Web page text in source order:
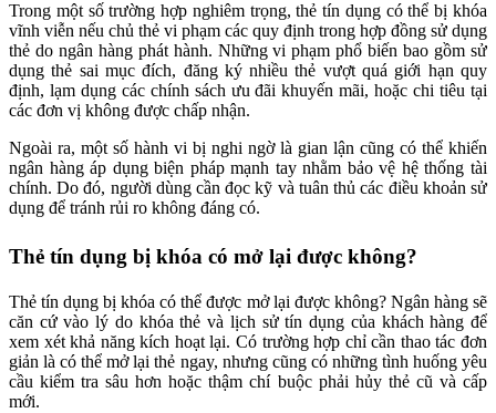
Trong một số trường hợp nghiêm trọng, thẻ tín dụng có thể bị khóa
vĩnh viễn nếu chủ thẻ vi phạm các quy định trong hợp đồng sử dụng
thẻ do ngân hàng phát hành. Những vi phạm phổ biến bao gồm sử
dụng thẻ sai mục đích, đăng ký nhiều thẻ vượt quá giới hạn quy
định, lạm dụng các chính sách ưu đãi khuyến mãi, hoặc chi tiêu tại
các đơn vị không được chấp nhận.
Ngoài ra, một số hành vi bị nghi ngờ là gian lận cũng có thể khiến
ngân hàng áp dụng biện pháp mạnh tay nhằm bảo vệ hệ thống tài
chính. Do đó, người dùng cần đọc kỹ và tuân thủ các điều khoản sử
dụng để tránh rủi ro không đáng có.
Thẻ tín dụng bị khóa có mở lại được không?
Thẻ tín dụng bị khóa có thể được mở lại được không? Ngân hàng sẽ
căn cứ vào lý do khóa thẻ và lịch sử tín dụng của khách hàng để
xem xét khả năng kích hoạt lại. Có trường hợp chỉ cần thao tác đơn
giản là có thể mở lại thẻ ngay, nhưng cũng có những tình huống yêu
cầu kiểm tra sâu hơn hoặc thậm chí buộc phải hủy thẻ cũ và cấp
mới.